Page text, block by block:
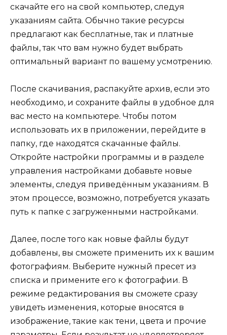
скачайте его на свой компьютер, следуя
указаниям сайта. Обычно такие ресурсы
предлагают как бесплатные, так и платные
файлы, так что вам нужно будет выбрать
оптимальный вариант по вашему усмотрению.
После скачивания, распакуйте архив, если это
необходимо, и сохраните файлы в удобное для
вас место на компьютере. Чтобы потом
использовать их в приложении, перейдите в
папку, где находятся скачанные файлы.
Откройте настройки программы и в разделе
управления настройками добавьте новые
элементы, следуя приведённым указаниям. В
этом процессе, возможно, потребуется указать
путь к папке с загруженными настройками.
Далее, после того как новые файлы будут
добавлены, вы сможете применить их к вашим
фотографиям. Выберите нужный пресет из
списка и примените его к фотографии. В
режиме редактирования вы сможете сразу
увидеть изменения, которые вносятся в
изображение, такие как тени, цвета и прочие